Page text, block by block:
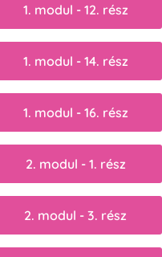
1. modul - 12. rész
1. modul - 14. rész
1. modul - 16. rész
2. modul - 1. rész
2. modul - 3. rész